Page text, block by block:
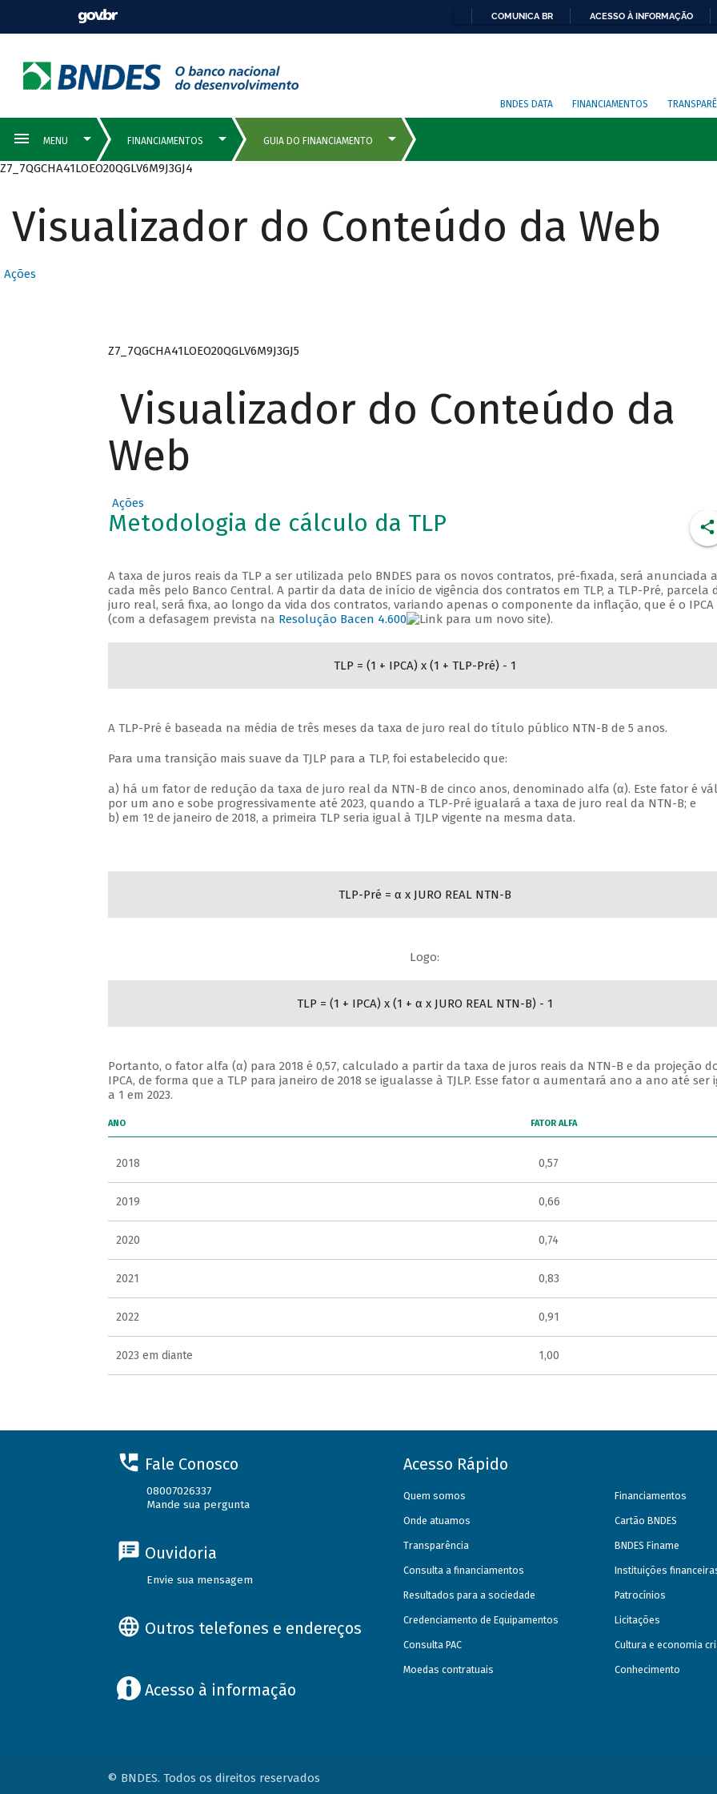
COMUNICA BR ACESSO À INFORMAÇÃO
BNDES DATA FINANCIAMENTOS
Z7_7QGCHA41LOEO20QGLV6M9J3GJ4
Visualizador do Conteúdo da Web
Ações
Z7_7QGCHA41LOEO20QGLV6M9J3GJ5
Visualizador do Conteúdo da
Web
Ações
Metodologia de cálculo da TLP
A taxa de juros reais da TLP a ser utilizada pelo BNDES para os novos contratos, pré-fixada, será anunciada a
cada mês pelo Banco Central. A partir da data de início de vigência dos contratos em TLP, a TLP-Pré, parcela
juro real, será fixa, ao longo da vida dos contratos, variando apenas o componente da inflação, que é o IPCA
(com a defasagem prevista na Resolução Bacen 4.600 ).
TLP = (1 + IPCA) x (1 + TLP-Pré) - 1
A TLP-Pré é baseada na média de três meses da taxa de juro real do título público NTN-B de 5 anos.
Para uma transição mais suave da TJLP para a TLP, foi estabelecido que:
a) há um fator de redução da taxa de juro real da NTN-B de cinco anos, denominado alfa (α). Este fator é
por um ano e sobe progressivamente até 2023, quando a TLP-Pré igualará a taxa de juro real da NTN-B; e
b) em 1º de janeiro de 2018, a primeira TLP seria igual à TJLP vigente na mesma data.
TLP-Pré = α x JURO REAL NTN-B
Logo:
TLP = (1 + IPCA) x (1 + α x JURO REAL NTN-B) - 1
Portanto, o fator alfa (α) para 2018 é 0,57, calculado a partir da taxa de juros reais da NTN-B e da projeção
IPCA, de forma que a TLP para janeiro de 2018 se igualasse à TJLP. Esse fator α aumentará ano a ano até ser
a 1 em 2023.
ANO FATOR ALFA
2018 0,57
2019 0,66
2020 0,74
2021 0,83
2022 0,91
2023 em diante 1,00
Fale Conosco
08007026337
Mande sua pergunta
Ouvidoria
Envie sua mensagem
Outros telefones e endereços
Acesso à informação
Acesso Rápido
Quem somos
Onde atuamos
Transparência
Consulta a financiamentos
Resultados para a sociedade
Credenciamento de Equipamentos
Consulta PAC
Moedas contratuais
Financiamentos
Cartão BNDES
BNDES Finame
Instituições
Patrocínios
Licitações
Cultura e economia
Conhecimento
© BNDES. Todos os direitos reservados